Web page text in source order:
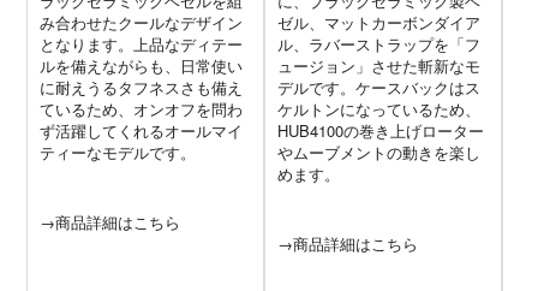
み合わせたクールなデザイン
となります。上品なディテー
ルを備えながらも、日常使い
に耐えうるタフネスさも備え
ているため、オンオフを問わ
ず活躍してくれるオールマイ
ティーなモデルです。
→商品詳細はこちら
ゼル、マットカーボンダイア
ル、ラバーストラップを「フ
ュージョン」させた斬新なモ
デルです。ケースバックはス
ケルトンになっているため、
HUB4100の巻き上げローター
やムーブメントの動きを楽し
めます。
→商品詳細はこちら